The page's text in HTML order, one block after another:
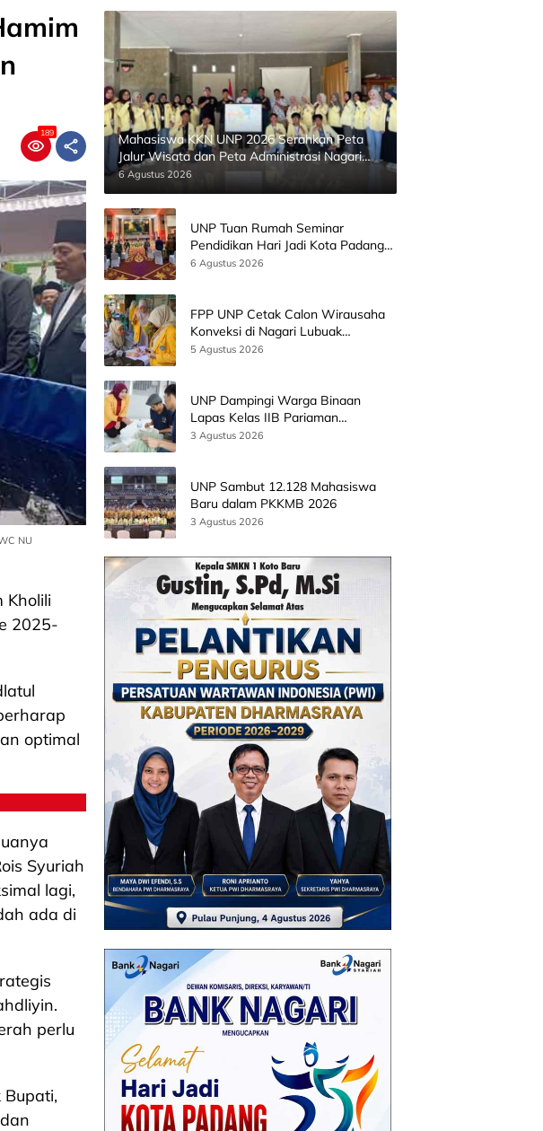
189
NU
Kholili
2025-
optimal
Syuriah
lagi,
ada di
perlu
Mahasiswa KKN UNP 2026 Serahkan Peta
Jalur Wisata dan Peta Administrasi Nagari
Paninggahan
6 Agustus 2026
UNP Tuan Rumah Seminar
Pendidikan Hari Jadi Kota Padang
Bersama Wamen Diktisainstek dan
6 Agustus 2026
FPP UNP Cetak Calon Wirausaha
Konveksi di Nagari Lubuak
Batingkok Limapuluh Kota
5 Agustus 2026
UNP Dampingi Warga Binaan
Lapas Kelas IIB Pariaman
Kembangkan Produk Kreatif
3 Agustus 2026
UNP Sambut 12.128 Mahasiswa
Baru dalam PKKMB 2026
3 Agustus 2026